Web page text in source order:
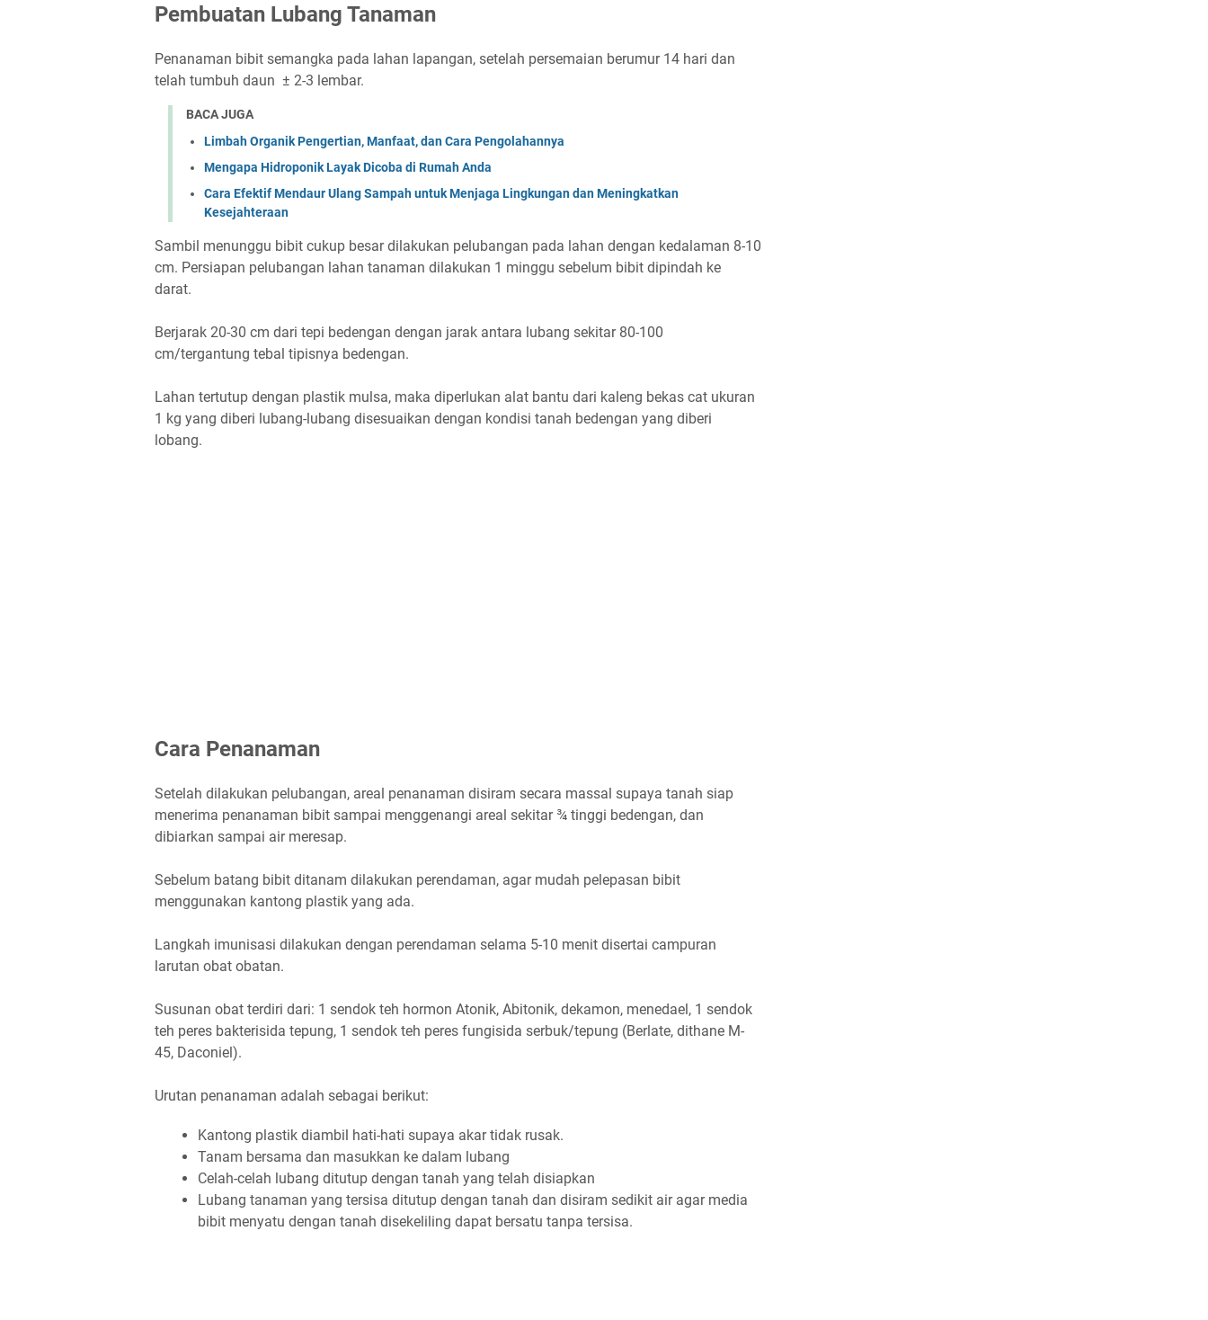
Pembuatan Lubang Tanaman
Penanaman bibit semangka pada lahan lapangan, setelah persemaian berumur 14 hari dan
telah tumbuh daun ± 2-3 lembar.
BACA JUGA
Limbah Organik Pengertian, Manfaat, dan Cara Pengolahannya
Mengapa Hidroponik Layak Dicoba di Rumah Anda
Cara Efektif Mendaur Ulang Sampah untuk Menjaga Lingkungan dan Meningkatkan
Kesejahteraan
Sambil menunggu bibit cukup besar dilakukan pelubangan pada lahan dengan kedalaman 8-10
cm. Persiapan pelubangan lahan tanaman dilakukan 1 minggu sebelum bibit dipindah ke
darat.
Berjarak 20-30 cm dari tepi bedengan dengan jarak antara lubang sekitar 80-100
cm/tergantung tebal tipisnya bedengan.
Lahan tertutup dengan plastik mulsa, maka diperlukan alat bantu dari kaleng bekas cat ukuran
1 kg yang diberi lubang-lubang disesuaikan dengan kondisi tanah bedengan yang diberi
lobang.
Cara Penanaman
Setelah dilakukan pelubangan, areal penanaman disiram secara massal supaya tanah siap
menerima penanaman bibit sampai menggenangi areal sekitar ¾ tinggi bedengan, dan
dibiarkan sampai air meresap.
Sebelum batang bibit ditanam dilakukan perendaman, agar mudah pelepasan bibit
menggunakan kantong plastik yang ada.
Langkah imunisasi dilakukan dengan perendaman selama 5-10 menit disertai campuran
larutan obat obatan.
Susunan obat terdiri dari: 1 sendok teh hormon Atonik, Abitonik, dekamon, menedael, 1 sendok
teh peres bakterisida tepung, 1 sendok teh peres fungisida serbuk/tepung (Berlate, dithane M-
45, Daconiel).
Urutan penanaman adalah sebagai berikut:
Kantong plastik diambil hati-hati supaya akar tidak rusak.
Tanam bersama dan masukkan ke dalam lubang
Celah-celah lubang ditutup dengan tanah yang telah disiapkan
Lubang tanaman yang tersisa ditutup dengan tanah dan disiram sedikit air agar media
bibit menyatu dengan tanah disekeliling dapat bersatu tanpa tersisa.